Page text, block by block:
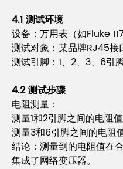
4.1 测试环境
设备：万用表（如Fluke 117
测试对象：某品牌RJ45接
测试引脚：1、2、3、6引
4.2 测试步骤
电阻测量：
测量1和2引脚之间的电阻
测量3和6引脚之间的电阻
结论：测量到的电阻值在
集成了网络变压器。